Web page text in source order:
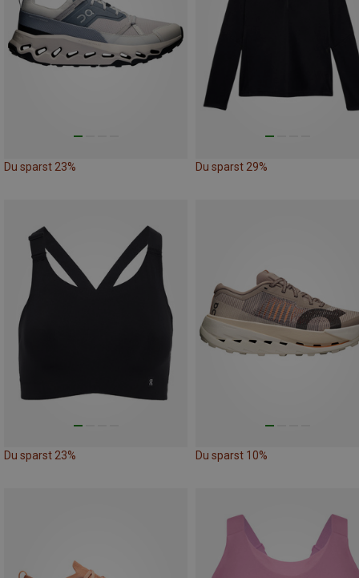
Du sparst 23% Du sparst 29%
Du sparst 23% Du sparst 10%